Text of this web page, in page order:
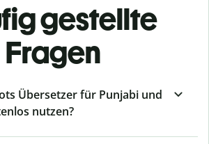
gestellte
Fragen
Übersetzer für Punjabi und
nutzen?